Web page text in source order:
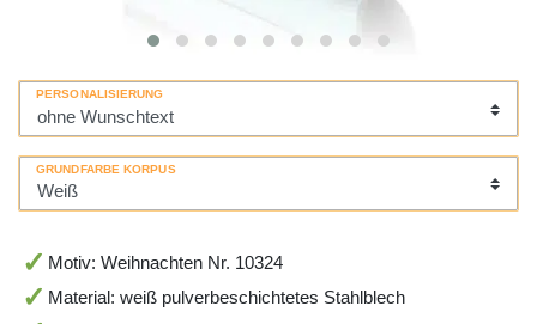
PERSONALISIERUNG
GRUNDFARBE KORPUS
Motiv: Weihnachten Nr. 10324
Material: weiß pulverbeschichtetes Stahlblech